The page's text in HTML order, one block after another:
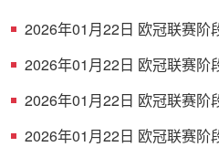
2026年01月22日 欧冠联赛阶
2026年01月22日 欧冠联赛阶
2026年01月22日 欧冠联赛阶
2026年01月22日 欧冠联赛阶